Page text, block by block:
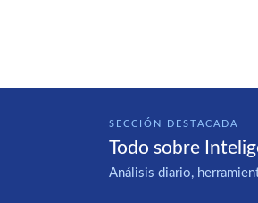
SECCIÓN DESTACADA
Todo sobre
Análisis diario,